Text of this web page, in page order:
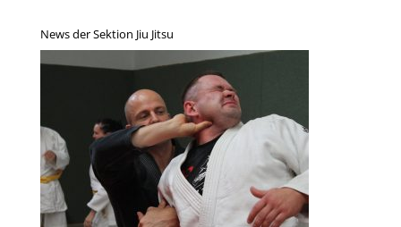
News der Sektion Jiu Jitsu